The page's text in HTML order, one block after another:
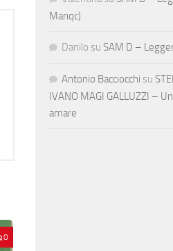
0
Manqc)
Danilo su SAM D –
Antonio Bacciocchi su
IVANO MAGI GALLUZZI –
amare